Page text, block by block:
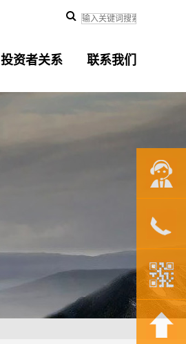
投资者关系 联系我们
联系我们